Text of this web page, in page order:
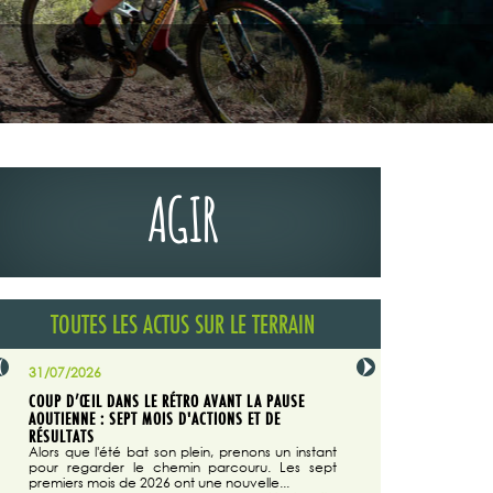
AGIR
TOUTES LES ACTUS SUR LE TERRAIN
du
31/07/2026
COUP D’ŒIL DANS LE RÉTRO AVANT LA PAUSE
AOUTIENNE : SEPT MOIS D'ACTIONS ET DE
RÉSULTATS
Alors que l'été bat son plein, prenons un instant
pour regarder le chemin parcouru. Les sept
premiers mois de 2026 ont une nouvelle...
29/07/2026